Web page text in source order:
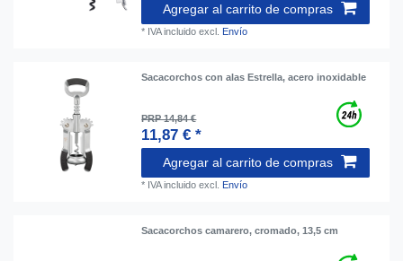
Agregar al carrito de compras
* IVA incluido excl. Envío
Sacacorchos con alas Estrella, acero inoxidable
PRP 14,84 €
11,87 € *
Agregar al carrito de compras
* IVA incluido excl. Envío
Sacacorchos camarero, cromado, 13,5 cm